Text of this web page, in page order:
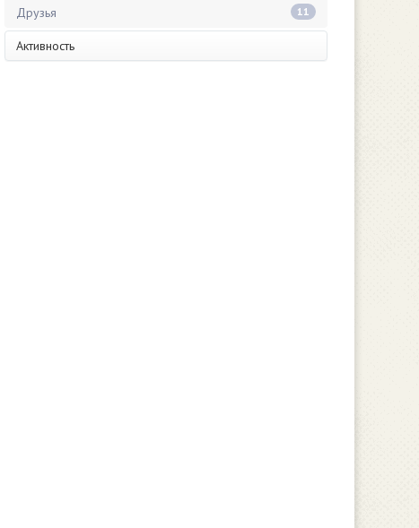
Друзья 11
Активность